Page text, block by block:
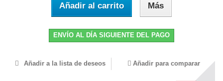
Añadir al carrito Más
ENVÍO AL DÍA SIGUIENTE DEL PAGO
Añadir a la lista de deseos Añadir para comparar